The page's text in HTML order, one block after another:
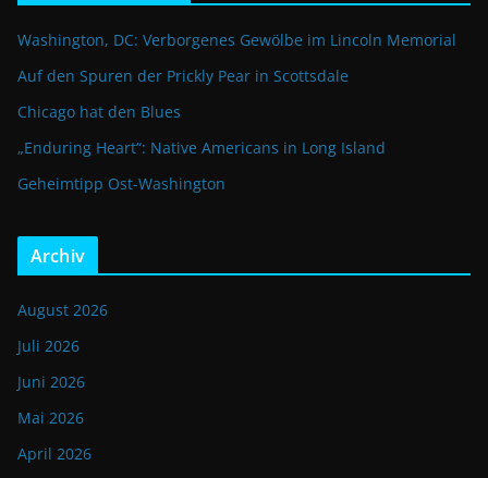
Washington, DC: Verborgenes Gewölbe im Lincoln Memorial
Auf den Spuren der Prickly Pear in Scottsdale
Chicago hat den Blues
„Enduring Heart“: Native Americans in Long Island
Geheimtipp Ost-Washington
Archiv
August 2026
Juli 2026
Juni 2026
Mai 2026
April 2026